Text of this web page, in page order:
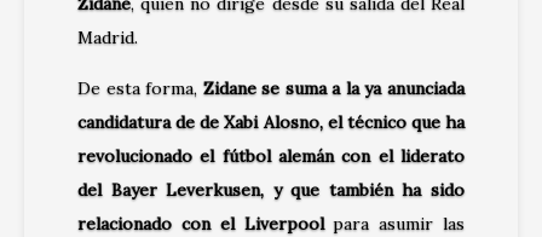
Madrid.
De esta forma, Zidane se suma a la ya anunciada
candidatura de de Xabi Alosno, el técnico que ha
revolucionado el fútbol alemán con el liderato
del Bayer Leverkusen, y que también ha sido
relacionado con el Liverpoolpara asumir las